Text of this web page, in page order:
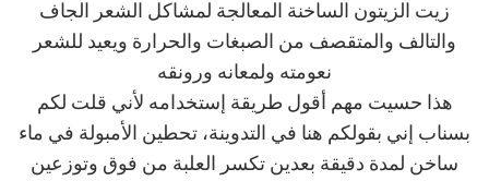
زيت الزيتون الساخنة المعالجة لمشاكل الشعر الجاف
والتالف والمتقصف من الصبغات والحرارة ويعيد للشعر
نعومته ولمعانه ورونقه
هذا حسيت مهم أقول طريقة إستخدامه لأني قلت لكم
بسناب إني بقولكم هنا في التدوينة، تحطين الأمبولة في ماء
ساخن لمدة دقيقة بعدين تكسر العلبة من فوق وتوزعين